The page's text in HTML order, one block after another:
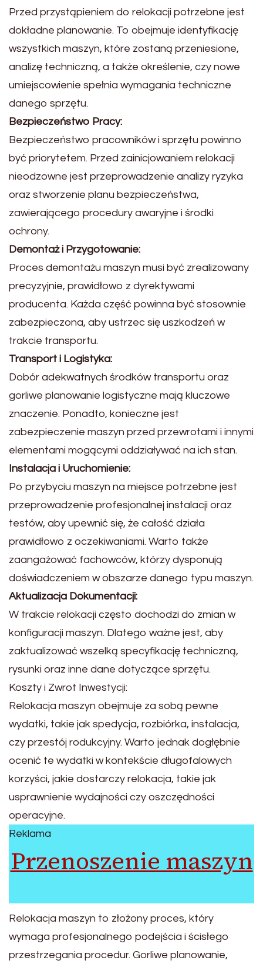
Przed przystąpieniem do relokacji potrzebne jest
dokładne planowanie. To obejmuje identyfikację
wszystkich maszyn, które zostaną przeniesione,
analizę techniczną, a także określenie, czy nowe
umiejscowienie spełnia wymagania techniczne
danego sprzętu.
Bezpieczeństwo Pracy:
Bezpieczeństwo pracowników i sprzętu powinno
być priorytetem. Przed zainicjowaniem relokacji
nieodzowne jest przeprowadzenie analizy ryzyka
oraz stworzenie planu bezpieczeństwa,
zawierającego procedury awaryjne i środki
ochrony.
Demontaż i Przygotowanie:
Proces demontażu maszyn musi być zrealizowany
precyzyjnie, prawidłowo z dyrektywami
producenta. Każda część powinna być stosownie
zabezpieczona, aby ustrzec się uszkodzeń w
trakcie transportu.
Transport i Logistyka:
Dobór adekwatnych środków transportu oraz
gorliwe planowanie logistyczne mają kluczowe
znaczenie. Ponadto, konieczne jest
zabezpieczenie maszyn przed przewrotami i innymi
elementami mogącymi oddziaływać na ich stan.
Instalacja i Uruchomienie:
Po przybyciu maszyn na miejsce potrzebne jest
przeprowadzenie profesjonalnej instalacji oraz
testów, aby upewnić się, że całość działa
prawidłowo z oczekiwaniami. Warto także
zaangażować fachowców, którzy dysponują
doświadczeniem w obszarze danego typu maszyn.
Aktualizacja Dokumentacji:
W trakcie relokacji często dochodzi do zmian w
konfiguracji maszyn. Dlatego ważne jest, aby
zaktualizować wszelką specyfikację techniczną,
rysunki oraz inne dane dotyczące sprzętu.
Koszty i Zwrot Inwestycji:
Relokacja maszyn obejmuje za sobą pewne
wydatki, takie jak spedycja, rozbiórka, instalacja,
czy przestój rodukcyjny. Warto jednak dogłębnie
ocenić te wydatki w kontekście długofalowych
korzyści, jakie dostarczy relokacja, takie jak
usprawnienie wydajności czy oszczędności
operacyjne.
Reklama
Przenoszenie maszyn
Relokacja maszyn to złożony proces, który
wymaga profesjonalnego podejścia i ścisłego
przestrzegania procedur. Gorliwe planowanie,